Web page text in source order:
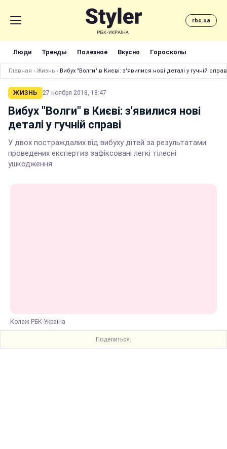
rbc.ua
Люди Тренды Полезное Вкусно Гороскопы
Главная › Жизнь › Вибух "Волги" в Києві: з'явилися нові деталі у гучній
ЖИЗНЬ 27 ноября 2018, 18:47
Вибух "Волги" в Києві: з'явилися нові
деталі у гучній справі
У двох постраждалих від вибуху дітей за результатами
проведених експертиз зафіксовані легкі тілесні
ушкодження
Колаж РБК-Україна
Поделиться: